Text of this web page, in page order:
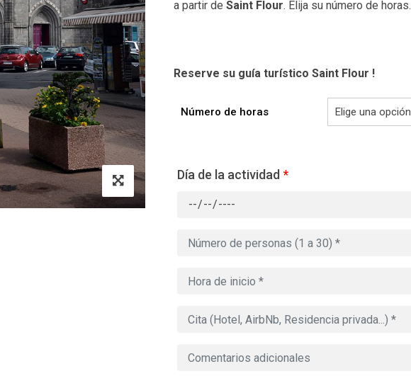
a partir de Saint Flour. Elija su número de horas.
Reserve su guía turístico Saint Flour !
Número de horas
Día de la actividad *